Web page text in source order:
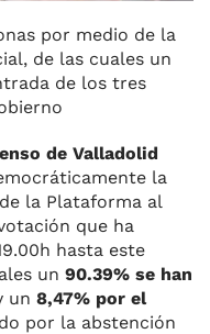
por medio de la
de las cuales un
de los tres
de Valladolid
la
la Plataforma al
que ha
hasta este
un 90.39% se han
un 8,47% por el
por la abstención